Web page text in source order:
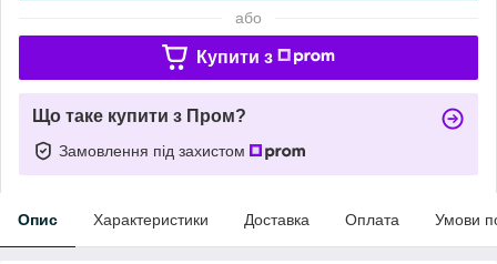
або
Купити з
Що таке купити з Пром?
Замовлення під захистом
Опис Характеристики Доставка Оплата Умови